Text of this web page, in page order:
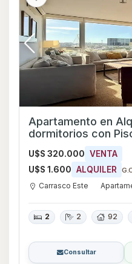
Apartamento en
dormitorios con Piscina en Carrasco
Este, Canelones
U$S 320.000 VENTA
U$S 1.600 ALQUILER
Carrasco Este
2 2 92
Consultar